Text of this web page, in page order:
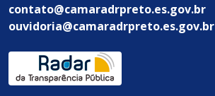
contato@camaradrpreto.es.gov.br
ouvidoria@camaradrpreto.es.gov.br